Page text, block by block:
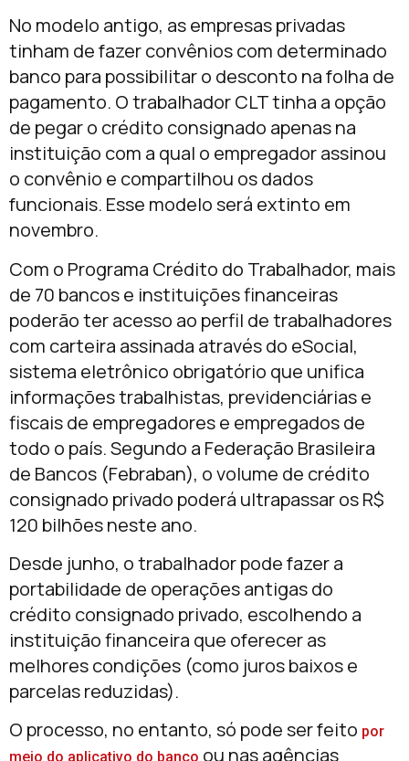
No modelo antigo, as empresas privadas
tinham de fazer convênios com determinado
banco para possibilitar o desconto na folha de
pagamento. O trabalhador CLT tinha a opção
de pegar o crédito consignado apenas na
instituição com a qual o empregador assinou
o convênio e compartilhou os dados
funcionais. Esse modelo será extinto em
novembro.
Com o Programa Crédito do Trabalhador, mais
de 70 bancos e instituições financeiras
poderão ter acesso ao perfil de trabalhadores
com carteira assinada através do eSocial,
sistema eletrônico obrigatório que unifica
informações trabalhistas, previdenciárias e
fiscais de empregadores e empregados de
todo o país. Segundo a Federação Brasileira
de Bancos (Febraban), o volume de crédito
consignado privado poderá ultrapassar os R$
120 bilhões neste ano.
Desde junho, o trabalhador pode fazer a
portabilidade de operações antigas do
crédito consignado privado, escolhendo a
instituição financeira que oferecer as
melhores condições (como juros baixos e
parcelas reduzidas).
O processo, no entanto, só pode ser feito por
meio do aplicativo do banco ou nas agências